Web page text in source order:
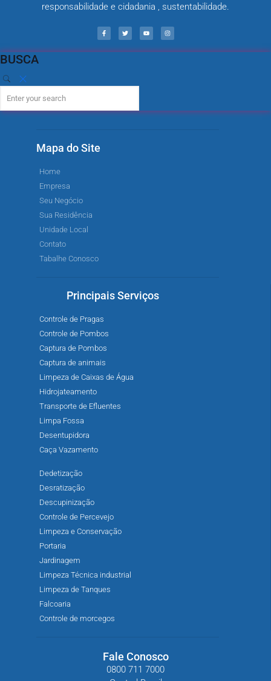
responsabilidade e cidadania , sustentabilidade.
BUSCA
Mapa do Site
Home
Empresa
Seu Negócio
Sua Residência
Unidade Local
Contato
Tabalhe Conosco
Principais Serviços
Controle de Pragas
Controle de Pombos
Captura de Pombos
Captura de animais
Limpeza de Caixas de Água
Hidrojateamento
Transporte de Efluentes
Limpa Fossa
Desentupidora
Caça Vazamento
Dedetização
Desratização
Descupinização
Controle de Percevejo
Limpeza e Conservação
Portaria
Jardinagem
Limpeza Técnica industrial
Limpeza de Tanques
Falcoaria
Controle de morcegos
Fale Conosco
0800 711 7000